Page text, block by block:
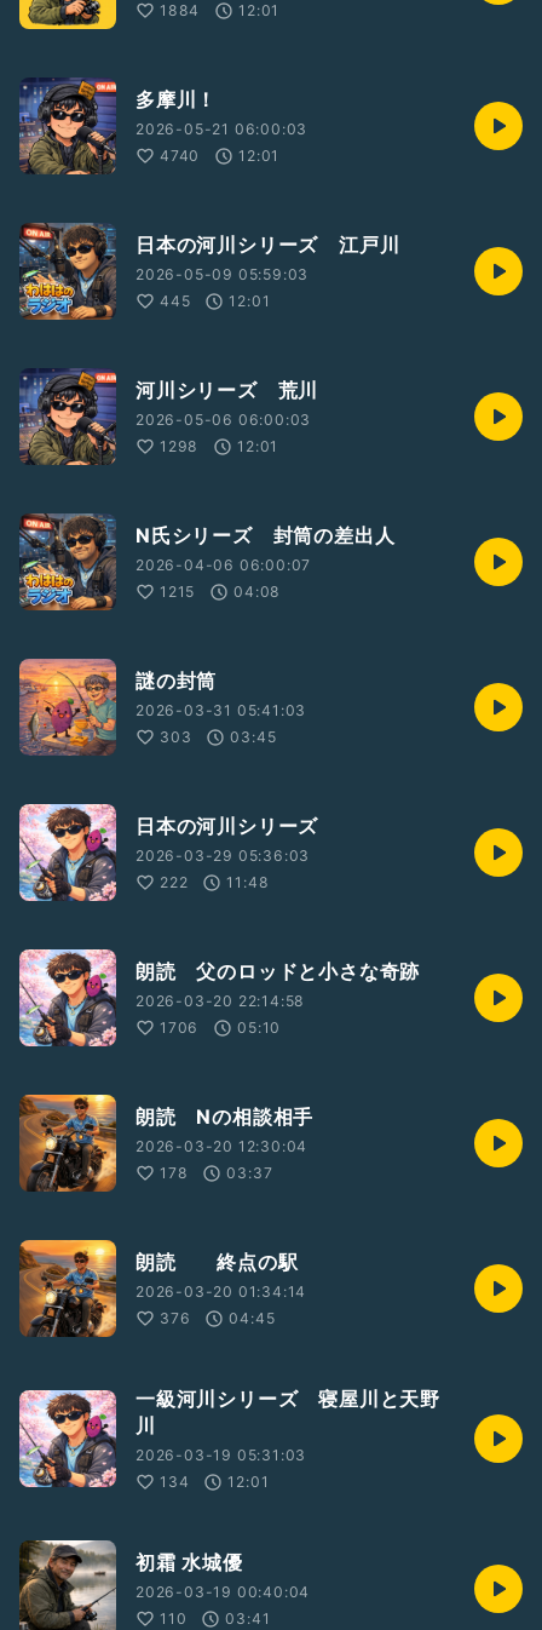
1884
12:01
多摩川！
2026-05-21 06:00:03
4740
12:01
日本の河川シリーズ 江戸川
2026-05-09 05:59:03
445
12:01
河川シリーズ 荒川
2026-05-06 06:00:03
1298
12:01
N氏シリーズ 封筒の差出人
2026-04-06 06:00:07
1215
04:08
謎の封筒
2026-03-31 05:41:03
303
03:45
日本の河川シリーズ
2026-03-29 05:36:03
222
11:48
朗読 父のロッドと小さな奇跡
2026-03-20 22:14:58
1706
05:10
朗読 Nの相談相手
2026-03-20 12:30:04
178
03:37
朗読 終点の駅
2026-03-20 01:34:14
376
04:45
一級河川シリーズ 寝屋川と天野
川
2026-03-19 05:31:03
134
12:01
初霜 水城優
2026-03-19 00:40:04
110
03:41